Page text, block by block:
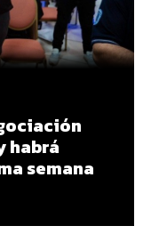
habrá
semana